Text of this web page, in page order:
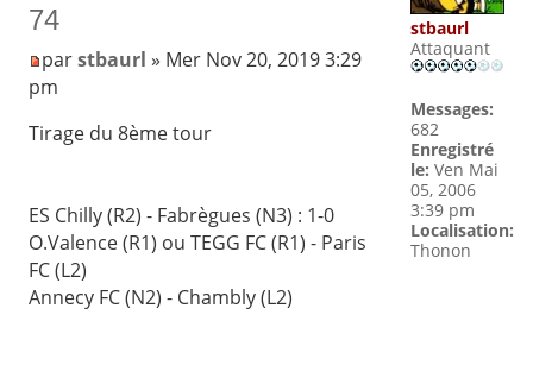
74
parstbaurl » Mer Nov 20, 2019 3:29
pm
Tirage du 8ème tour
ES Chilly (R2) - Fabrègues (N3) : 1-0
O.Valence (R1) ou TEGG FC (R1) - Paris
FC (L2)
Annecy FC (N2) - Chambly (L2)
stbaurl
Attaquant
Messages:
682
Enregistré
le: Ven Mai
05, 2006
3:39 pm
Localisation:
Thonon